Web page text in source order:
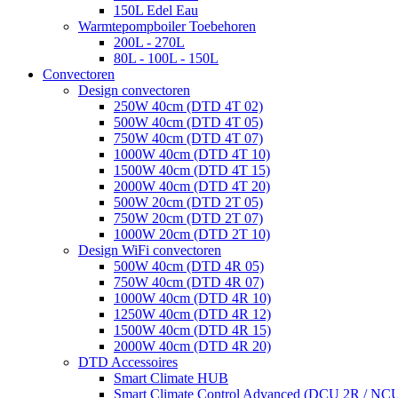
150L Edel Eau
Warmtepompboiler Toebehoren
200L - 270L
80L - 100L - 150L
Convectoren
Design convectoren
250W 40cm (DTD 4T 02)
500W 40cm (DTD 4T 05)
750W 40cm (DTD 4T 07)
1000W 40cm (DTD 4T 10)
1500W 40cm (DTD 4T 15)
2000W 40cm (DTD 4T 20)
500W 20cm (DTD 2T 05)
750W 20cm (DTD 2T 07)
1000W 20cm (DTD 2T 10)
Design WiFi convectoren
500W 40cm (DTD 4R 05)
750W 40cm (DTD 4R 07)
1000W 40cm (DTD 4R 10)
1250W 40cm (DTD 4R 12)
1500W 40cm (DTD 4R 15)
2000W 40cm (DTD 4R 20)
DTD Accessoires
Smart Climate HUB
Smart Climate Control Advanced (DCU 2R /